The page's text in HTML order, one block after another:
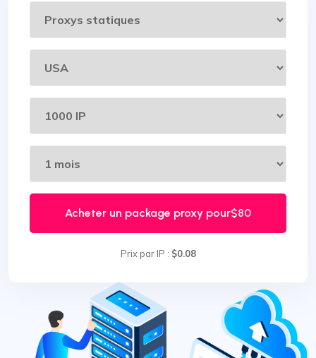
Acheter un package proxy pour$80
Prix par IP : $0.08